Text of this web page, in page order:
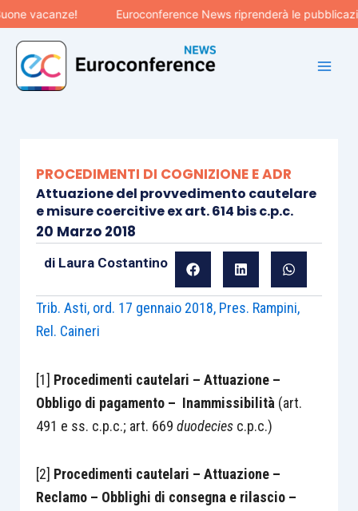
Vai
al
contenuto
Euroconference News riprenderà le pubblicazioni il 31
PROCEDIMENTI DI COGNIZIONE E ADR
Attuazione del provvedimento cautelare
e misure coercitive ex art. 614 bis c.p.c.
20 Marzo 2018
di Laura Costantino
Trib. Asti, ord. 17 gennaio 2018, Pres. Rampini,
Rel. Caineri
[1] Procedimenti cautelari – Attuazione –
Obbligo di pagamento – Inammissibilità (art.
491 e ss. c.p.c.; art. 669 duodecies c.p.c.)
[2] Procedimenti cautelari – Attuazione –
Reclamo – Obblighi di consegna e rilascio –